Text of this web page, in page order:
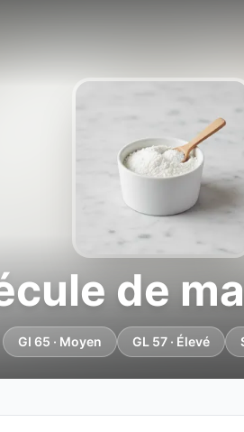
de
GI 65 · Moyen GL 57 · Élevé